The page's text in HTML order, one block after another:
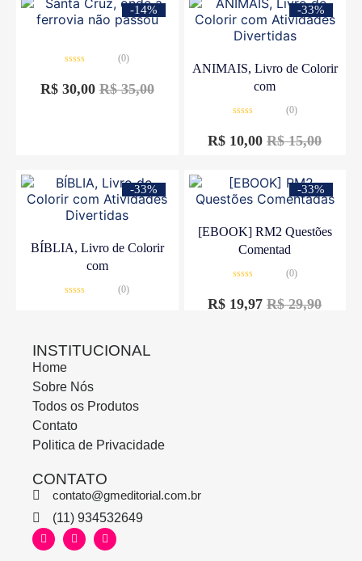
-14%
0
de
(0)
R$35,00
R$30,00
-33%
ANIMAIS, Livro de Colorir
com
0
de
(0)
R$15,00
R$ 10,00
-33%
BÍBLIA, Livro de Colorir
com
(0)
-33%
[EBOOK] RM2 Questões
Comentad
0
de
(0)
R$29,90
R$ 19,97
INSTITUCIONAL
Home
Sobre Nós
Todos os Produtos
Contato
Politica de Privacidade
CONTATO
contato@gmeditorial.com.br
(11) 934532649